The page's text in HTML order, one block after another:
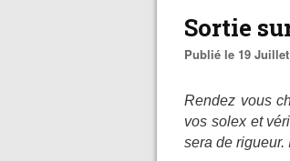
Sortie
Publié le 19
Rendez vous
vos solex et
sera de